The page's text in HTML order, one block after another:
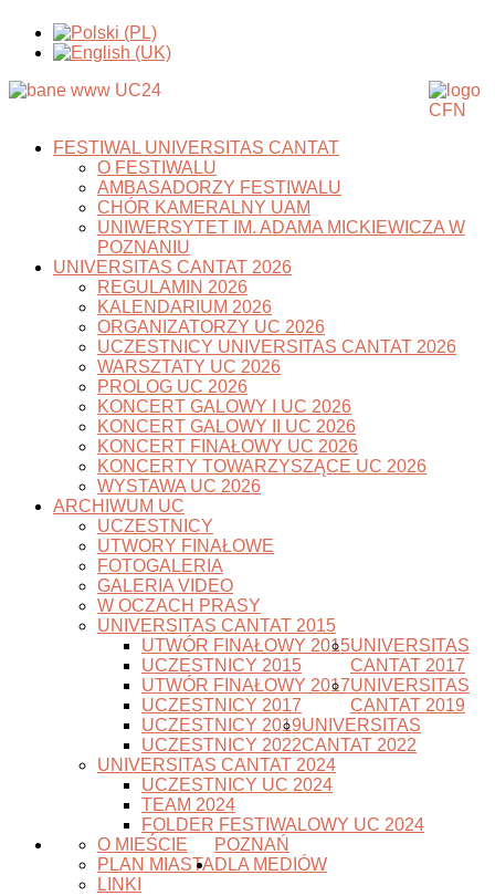
FESTIWAL UNIVERSITAS CANTAT
O FESTIWALU
AMBASADORZY FESTIWALU
CHÓR KAMERALNY UAM
UNIWERSYTET IM. ADAMA MICKIEWICZA W
POZNANIU
UNIVERSITAS CANTAT 2026
REGULAMIN 2026
KALENDARIUM 2026
ORGANIZATORZY UC 2026
UCZESTNICY UNIVERSITAS CANTAT 2026
WARSZTATY UC 2026
PROLOG UC 2026
KONCERT GALOWY I UC 2026
KONCERT GALOWY II UC 2026
KONCERT FINAŁOWY UC 2026
KONCERTY TOWARZYSZĄCE UC 2026
WYSTAWA UC 2026
ARCHIWUM UC
UCZESTNICY
UTWORY FINAŁOWE
FOTOGALERIA
GALERIA VIDEO
W OCZACH PRASY
UNIVERSITAS CANTAT 2015
UTWÓR FINAŁOWY 2015
UCZESTNICY 2015
UNIVERSITAS
CANTAT 2017
UTWÓR FINAŁOWY 2017
UCZESTNICY 2017
UNIVERSITAS
CANTAT 2019
UCZESTNICY 2019UNIVERSITAS
CANTAT 2022
UCZESTNICY 2022
UNIVERSITAS CANTAT 2024
UCZESTNICY UC 2024
TEAM 2024
FOLDER FESTIWALOWY UC 2024
POZNAŃ
O MIEŚCIE
PLAN MIASTA
LINKI
DLA MEDIÓW